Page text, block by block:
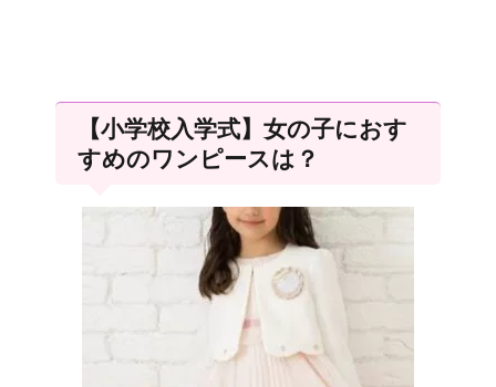
【小学校入学式】女の子におす
すめのワンピースは？